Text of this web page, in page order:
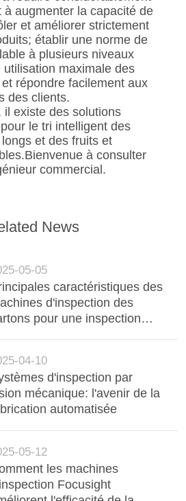
à augmenter la capacité de
et améliorer strictement
établir une norme de
à plusieurs niveaux
utilisation maximale des
répondre facilement aux
des clients.
il existe des solutions
le tri intelligent des
et des fruits et
à consulter
commercial.
News
05-05
caractéristiques des
d'inspection des
pour une inspection
04-10
d'inspection par
mécanique: l'avenir de la
automatisée
05-12
les machines
Focusight